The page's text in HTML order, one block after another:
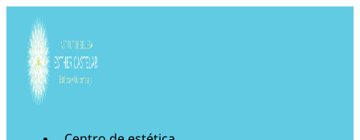
contenido